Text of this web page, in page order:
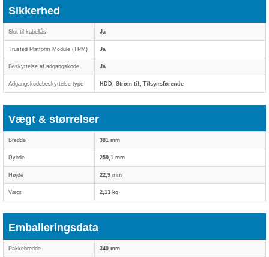
Sikkerhed
Slot til kabellås Ja
Trusted Platform Module (TPM) Ja
Beskyttelse af adgangskode Ja
Adgangskodebeskyttelse type HDD, Strøm til, Tilsynsførende
Vægt & størrelser
Bredde 381 mm
Dybde 259,1 mm
Højde 22,9 mm
Vægt 2,13 kg
Emballeringsdata
Pakkebredde 340 mm